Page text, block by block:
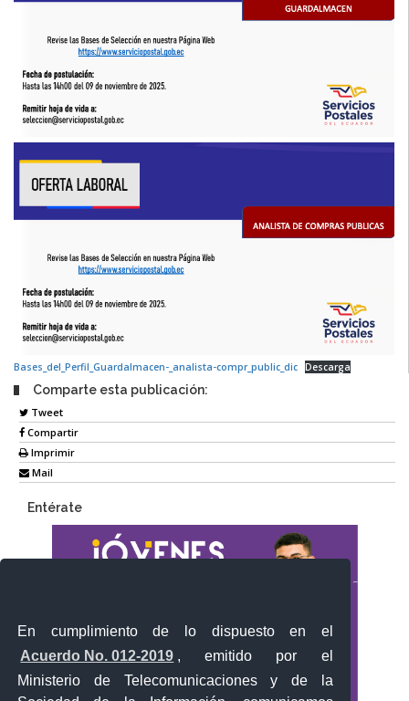
En cumplimiento de lo dispuesto en el
Acuerdo No. 012-2019 , emitido por el
Ministerio de Telecomunicaciones y de la
Bases_del_Perfil_Guardalmacen-_analista-compr_public_dic Descarga
Comparte esta publicación:
Tweet
Compartir
Imprimir
Mail
Entérate